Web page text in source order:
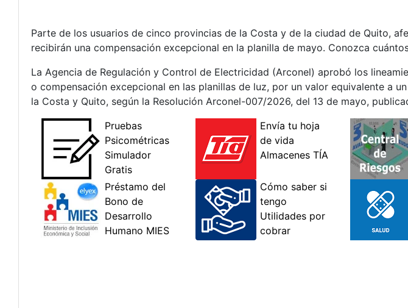
Parte de los usuarios de cinco provincias de la Costa y de la ciudad de Quito,
recibirán una compensación excepcional en la planilla de mayo. Conozca
La Agencia de Regulación y Control de Electricidad (Arconel) aprobó los
o compensación excepcional en las planillas de luz, por un valor equivalente a
la Costa y Quito, según la Resolución Arconel-007/2026, del 13 de mayo,